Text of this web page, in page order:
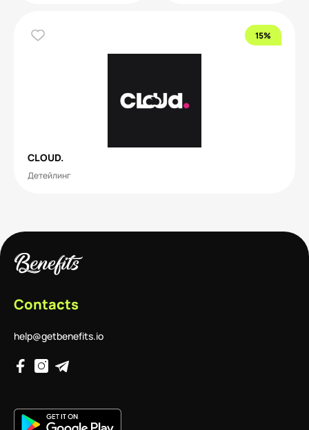
15%
CLOUD.
Детейлинг
Contacts
help@getbenefits.io